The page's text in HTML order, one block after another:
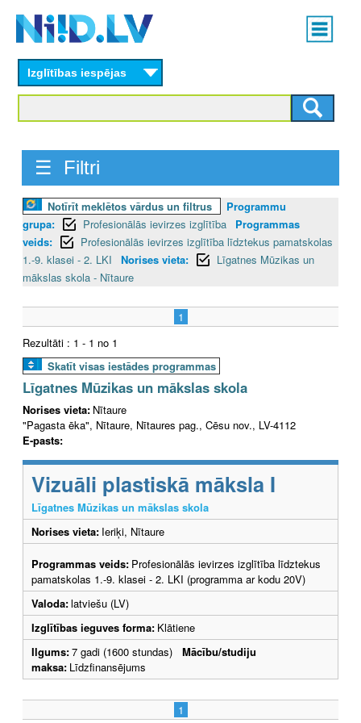
content
Main
menu
Izglītības iespējas
☰ Filtri
Notīrīt meklētos vārdus un filtrus
Programmu
grupa:
Profesionālās ievirzes izglītība
Programmas
veids:
Profesionālās ievirzes izglītība līdztekus pamatskolas
1.-9. klasei - 2. LKI
Norises vieta:
Līgatnes Mūzikas un
mākslas skola - Nītaure
1
Rezultāti : 1 - 1 no 1
Skatīt visas iestādes programmas
Līgatnes Mūzikas un mākslas skola
Norises vieta: Nītaure
"Pagasta ēka", Nītaure, Nītaures pag., Cēsu nov., LV-4112
E-pasts:
Vizuāli plastiskā māksla I
Līgatnes Mūzikas un mākslas skola
Norises vieta: Ieriķi, Nītaure
Programmas veids: Profesionālās ievirzes izglītība līdztekus
pamatskolas 1.-9. klasei - 2. LKI (programma ar kodu 20V)
Valoda:latviešu (LV)
Izglītības ieguves forma: Klātiene
Ilgums:7 gadi (1600 stundas) Mācību/studiju
maksa: Līdzfinansējums
1